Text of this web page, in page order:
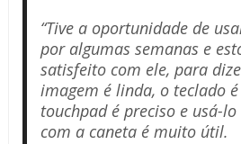
“Tive a oportunidade de
por algumas semanas e
satisfeito com ele, para
imagem é linda, o teclado
touchpad é preciso e usá-
com a caneta é muito útil.